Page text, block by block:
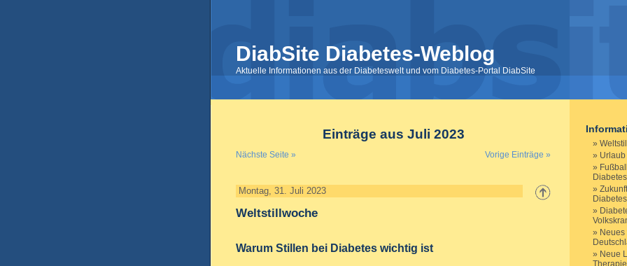
DiabSite Diabetes-Weblog
Aktuelle Informationen aus der Diabeteswelt und vom Diabetes-Portal DiabSite
Einträge aus Juli 2023
Nächste Seite » Vorige Einträge »
Montag, 31. Juli 2023
Weltstillwoche
Warum Stillen bei Diabetes wichtig ist
Neue